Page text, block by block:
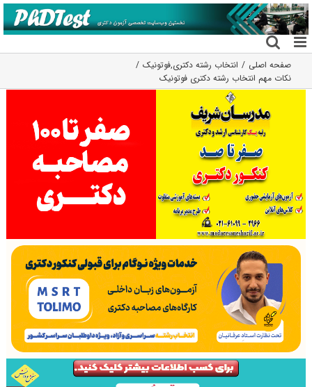
رفتن
به
محتوا
صفحه اصلی انتخاب رشته دکتری,فوتونیک
نکات مهم انتخاب رشته دکتری فوتونیک